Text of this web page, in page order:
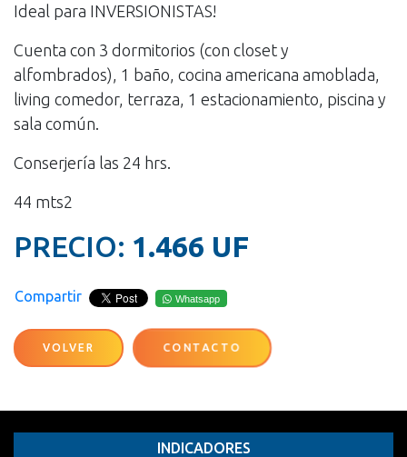
Ideal para INVERSIONISTAS!
Cuenta con 3 dormitorios (con closet y
alfombrados), 1 baño, cocina americana amoblada,
living comedor, terraza, 1 estacionamiento, piscina y
sala común.
Conserjería las 24 hrs.
44 mts2
PRECIO: 1.466 UF
Compartir Whatsapp
VOLVER CONTACTO
INDICADORES